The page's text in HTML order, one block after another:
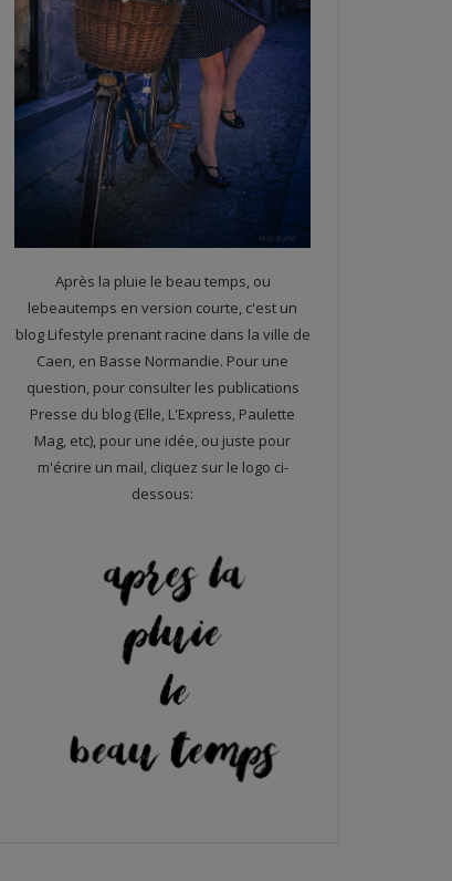
Après la pluie le beau temps, ou
lebeautemps en version courte, c'est un
blog Lifestyle prenant racine dans la ville de
Caen, en Basse Normandie. Pour une
question, pour consulter les publications
Presse du blog (Elle, L'Express, Paulette
Mag, etc), pour une idée, ou juste pour
m'écrire un mail, cliquez sur le logo ci-
dessous: